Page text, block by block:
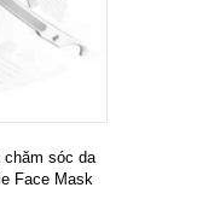
chăm sóc da
Face Mask